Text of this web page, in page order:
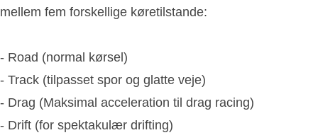
mellem fem forskellige køretilstande:
- Road (normal kørsel)
- Track (tilpasset spor og glatte veje)
- Drag (Maksimal acceleration til drag racing)
- Drift (for spektakulær drifting)